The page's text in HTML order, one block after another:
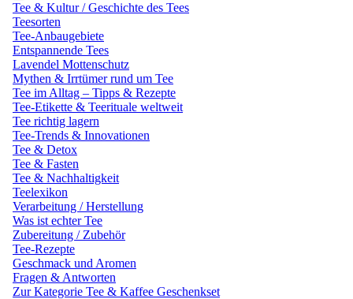
Tee & Kultur / Geschichte des Tees
Teesorten
Tee-Anbaugebiete
Entspannende Tees
Lavendel Mottenschutz
Mythen & Irrtümer rund um Tee
Tee im Alltag – Tipps & Rezepte
Tee-Etikette & Teerituale weltweit
Tee richtig lagern
Tee-Trends & Innovationen
Tee & Detox
Tee & Fasten
Tee & Nachhaltigkeit
Teelexikon
Verarbeitung / Herstellung
Was ist echter Tee
Zubereitung / Zubehör
Tee-Rezepte
Geschmack und Aromen
Fragen & Antworten
Zur Kategorie Tee & Kaffee Geschenkset